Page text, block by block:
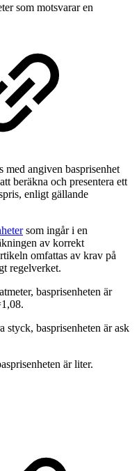
som motsvarar en
med angiven basprisenhet
beräkna och presentera ett
enligt gällande
som ingår i en
av korrekt
omfattas av krav på
regelverket.
basprisenheten är
styck, basprisenheten är ask
är liter.